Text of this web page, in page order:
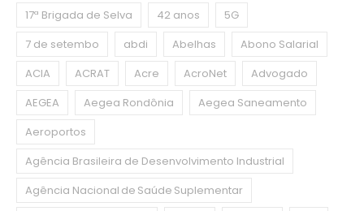
17ª Brigada de Selva
42 anos
5G
7 de setembo
abdi Abelhas
Abono Salarial
ACIA
ACRAT Acre AcroNet
Advogado
AEGEA
Aegea Rondônia
Aegea Saneamento
Aeroportos
Agência Brasileira de Desenvolvimento Industrial
Agência Nacional de Saúde Suplementar